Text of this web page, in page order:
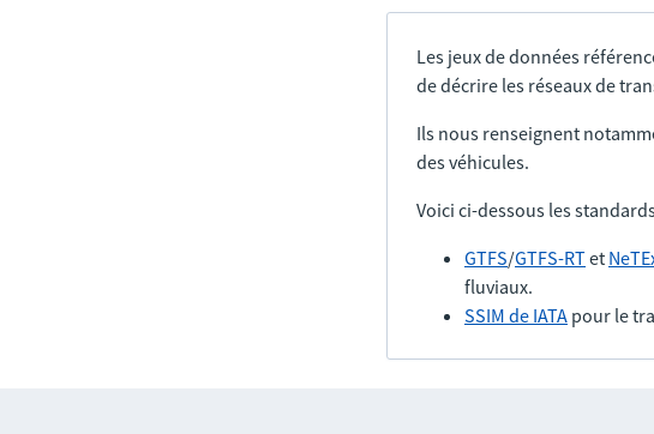
Les jeux de données
de décrire les réseaux de
Ils nous renseignent
des véhicules.
Voici ci-dessous les
GTFS/GTFS-RTet
fluviaux.
SSIM de IATA pour le